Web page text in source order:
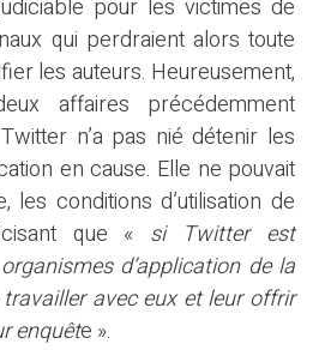
pour les victimes de
qui perdraient alors toute
les auteurs. Heureusement,
affaires précédemment
n’a pas nié détenir les
en cause. Elle ne pouvait
les conditions d’utilisation de
que « si Twitter est
d’application de la
avec eux et leur offrir
enquête ».